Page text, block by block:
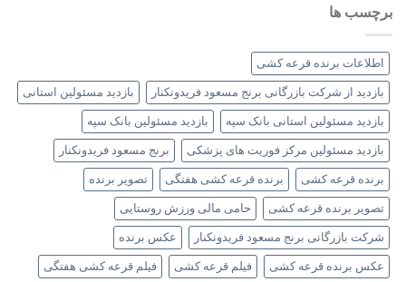
برچسب ها
اطلاعات برنده قرعه کشی
بازدید از شرکت بازرگانی برنج مسعود فریدونکنار بازدید مسئولین استانی
بازدید مسئولین استانی بانک سپه بازدید مسئولین بانک سپه
بازدید مسئولین مرکز فوریت های پزشکی برنج مسعود فریدونکنار
برنده قرعه کشی برنده قرعه کشی هفتگی تصویر برنده
تصویر برنده قرعه کشی حامی مالی ورزش روستایی
شرکت بازرگانی برنج مسعود فریدونکنار عکس برنده
عکس برنده قرعه کشی فیلم قرعه کشی فیلم قرعه کشی هفتگی